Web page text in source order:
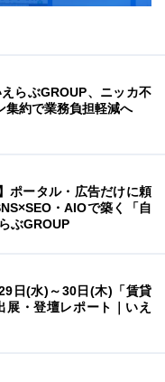
らぶGROUP、ニッカ不
集約で業務負担軽減へ
ポータル・広告だけに頼
・AIOで築く「自
ぶGROUP
日(水)～30日(木)「賃貸
・登壇レポート｜いえ